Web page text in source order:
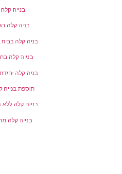
בנייה קלה
בניה קלה בגג
בניה קלה בבית
בנייה קלה
בניה קלה יחידת
תוספת בנייה
בנייה קלה ללא
בנייה קלה